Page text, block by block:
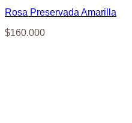
Rosa Preservada Amarilla
$160.000